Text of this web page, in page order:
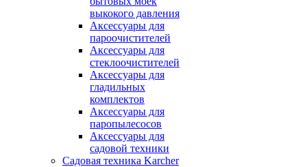
выкокого давления
Аксессуары для
пароочистителей
Аксессуары для
стеклоочистителей
Аксессуары для
гладильных
комплектов
Аксессуары для
паропылесосов
Аксессуары для
садовой техники
Садовая техника Karcher